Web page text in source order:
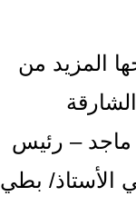
المزيد من
ماجد – رئيس
الأستاذ/ بطي